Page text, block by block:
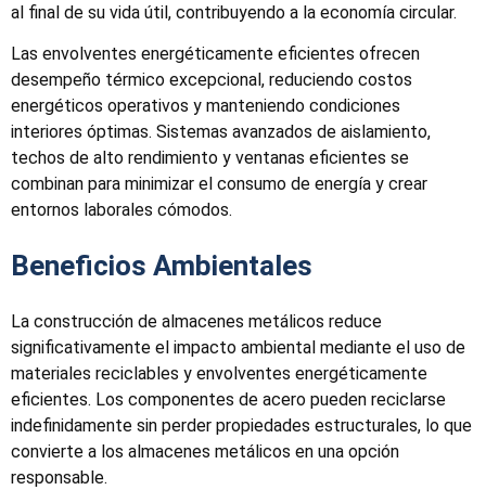
al final de su vida útil, contribuyendo a la economía circular.
Las envolventes energéticamente eficientes ofrecen
desempeño térmico excepcional, reduciendo costos
energéticos operativos y manteniendo condiciones
interiores óptimas. Sistemas avanzados de aislamiento,
techos de alto rendimiento y ventanas eficientes se
combinan para minimizar el consumo de energía y crear
entornos laborales cómodos.
Beneficios Ambientales
La construcción de almacenes metálicos reduce
significativamente el impacto ambiental mediante el uso de
materiales reciclables y envolventes energéticamente
eficientes. Los componentes de acero pueden reciclarse
indefinidamente sin perder propiedades estructurales, lo que
convierte a los almacenes metálicos en una opción
responsable.